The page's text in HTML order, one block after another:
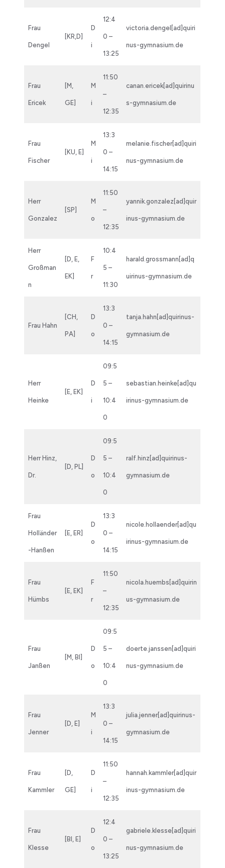
Frau
Dengel
[KR,D]
D
i
12:4
0 –
13:25
victoria.dengel[ad]quiri
nus-gymnasium.de
Frau
Ericek
[M,
GE]
M
i
11:50
–
12:35
canan.ericek[ad]quirinu
s-gymnasium.de
Frau
Fischer
[KU, E]
M
i
13:3
0 –
14:15
melanie.fischer[ad]quiri
nus-gymnasium.de
Herr
Gonzalez
[SP]
M
o
11:50
–
12:35
yannik.gonzalez[ad]quir
inus-gymnasium.de
Herr
Großman
n
[D, E,
EK]
F
r
10:4
5 –
11:30
harald.grossmann[ad]q
uirinus-gymnasium.de
Frau Hahn
[CH,
PA]
D
o
13:3
0 –
14:15
tanja.hahn[ad]quirinus-
gymnasium.de
Herr
Heinke
[E, EK]
D
i
09:5
5 –
10:4
0
sebastian.heinke[ad]qu
irinus-gymnasium.de
Herr Hinz,
Dr.
[D, PL]
D
o
09:5
5 –
10:4
0
ralf.hinz[ad]quirinus-
gymnasium.de
Frau
Holländer
-Hanßen
[E, ER]
D
o
13:3
0 –
14:15
nicole.hollaender[ad]qu
irinus-gymnasium.de
Frau
Hümbs
[E, EK]
F
r
11:50
–
12:35
nicola.huembs[ad]quirin
us-gymnasium.de
Frau
Janßen
[M, BI]
D
o
09:5
5 –
10:4
0
doerte.janssen[ad]quiri
nus-gymnasium.de
Frau
Jenner
[D, E]
M
i
13:3
0 –
14:15
julia.jenner[ad]quirinus-
gymnasium.de
Frau
Kammler
[D,
GE]
D
i
11:50
–
12:35
hannah.kammler[ad]quir
inus-gymnasium.de
Frau
Klesse
[BI, E]
D
o
12:4
0 –
13:25
gabriele.klesse[ad]quiri
nus-gymnasium.de